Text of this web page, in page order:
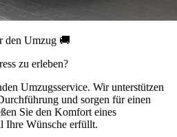
den Umzug 🚚
zu erleben?
Umzugsservice. Wir unterstützen
und sorgen für einen
Sie den Komfort eines
Ihre Wünsche erfüllt.